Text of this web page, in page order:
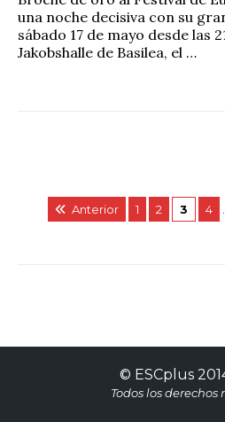
una noche decisiva con su
sábado 17 de mayo desde las
Jakobshalle de Basilea, el …
Anterior 1 2 3 4
© ESCplus
Todos los derechos